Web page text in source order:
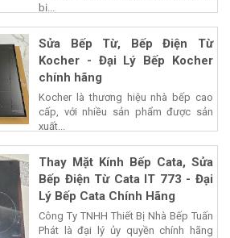
bị...
Sửa Bếp Từ, Bếp Điện Từ
Kocher - Đại Lý Bếp Kocher
chính hãng
Kocher là thương hiệu nhà bếp cao
cấp, với nhiều sản phẩm được sản
xuất...
Thay Mặt Kính Bếp Cata, Sửa
Bếp Điện Từ Cata IT 773 - Đại
Lý Bếp Cata Chính Hãng
Công Ty TNHH Thiết Bị Nhà Bếp Tuấn
Phát là đại lý ủy quyền chính hãng